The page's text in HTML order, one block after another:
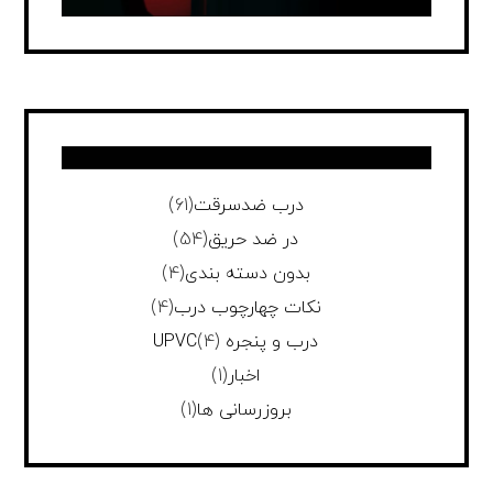
درب ضدسرقت(61)
در ضد حریق(54)
بدون دسته بندی(4)
نکات چهارچوب درب(4)
درب و پنجره UPVC (4)
اخبار(1)
بروزرسانی ها(1)